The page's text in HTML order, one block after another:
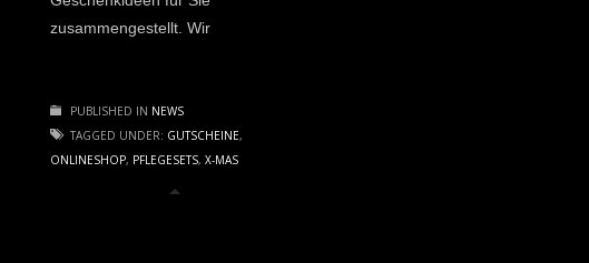
zusammengestellt. Wir
PUBLISHED IN NEWS
TAGGED UNDER: GUTSCHEINE,
ONLINESHOP, PFLEGESETS, X-MAS